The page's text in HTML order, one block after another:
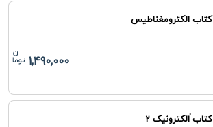
کتاب الکترومغناطیس
1,490,000
کتاب ٰالکترونیک 2